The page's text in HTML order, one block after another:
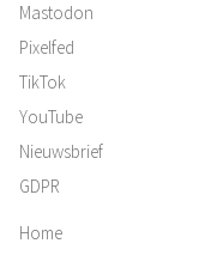
Mastodon
Pixelfed
TikTok
YouTube
Nieuwsbrief
GDPR
Home